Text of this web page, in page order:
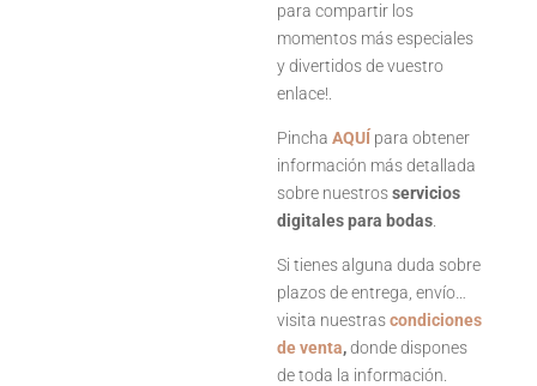
para compartir los
momentos más especiales
y divertidos de vuestro
enlace!.
PinchaAQUÍ para obtener
información más detallada
sobre nuestrosservicios
digitales para bodas
Si tienes alguna duda sobre
plazos de entrega, envío…
visita nuestrascondiciones
de venta,donde dispones
de toda la información.